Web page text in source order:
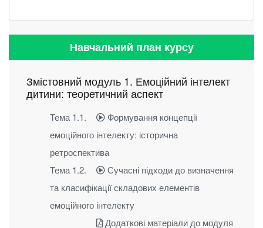
Навчальний план курсу
Змістовний модуль 1. Емоційний інтелект
дитини: теоретичний аспект
Тема 1.1.
Формування концепції
емоційного інтелекту: історична
ретроспектива
Тема 1.2.
Сучасні підходи до визначення
та класифікації складових елементів
емоційного інтелекту
Додаткові матеріали до модуля